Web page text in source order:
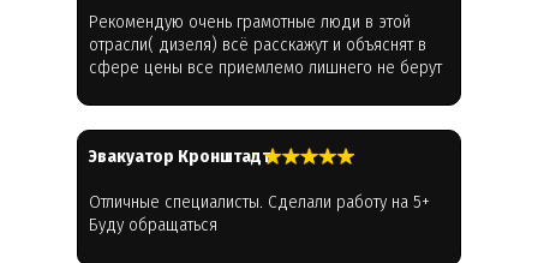
Рекомендую очень грамотные люди в этой
отрасли( дизеля) всё расскажут и объяснят в
сфере цены все приемлемо лишнего не берут
Эвакуатор Кронштадт
Отличные специалисты. Сделали работу на 5+
Буду обращаться